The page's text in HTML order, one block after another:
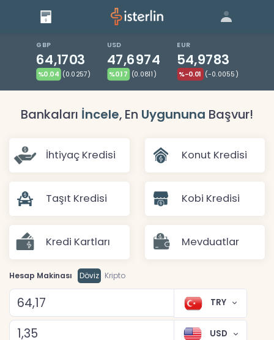
| Blog | Giriş
GBP
64,1703
%0.04 (0.0257)
USD
47,6974
%0.17 (0.0811)
EUR
54,9783
%-0.01 (-0.0055)
Bankaları İncele, En Uygununa Başvur!
İhtiyaç Kredisi Konut Kredisi
Taşıt Kredisi Kobi Kredisi
Kredi Kartları Mevduatlar
Hesap Makinası Döviz Kripto
TRY
USD